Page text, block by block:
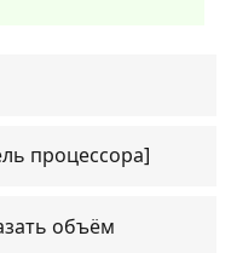
процессора]
объём